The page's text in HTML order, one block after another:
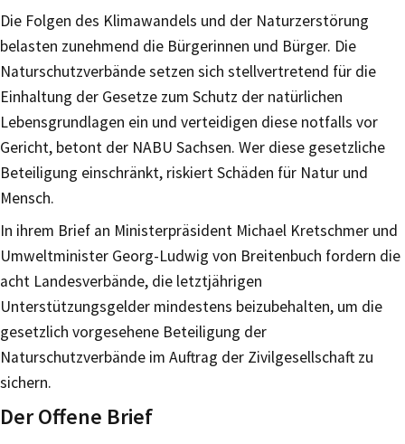
Die Folgen des Klimawandels und der Naturzerstörung
belasten zunehmend die Bürgerinnen und Bürger. Die
Naturschutzverbände setzen sich stellvertretend für die
Einhaltung der Gesetze zum Schutz der natürlichen
Lebensgrundlagen ein und verteidigen diese notfalls vor
Gericht, betont der NABU Sachsen. Wer diese gesetzliche
Beteiligung einschränkt, riskiert Schäden für Natur und
Mensch.
In ihrem Brief an Ministerpräsident Michael Kretschmer und
Umweltminister Georg-Ludwig von Breitenbuch fordern die
acht Landesverbände, die letztjährigen
Unterstützungsgelder mindestens beizubehalten, um die
gesetzlich vorgesehene Beteiligung der
Naturschutzverbände im Auftrag der Zivilgesellschaft zu
sichern.
Der Offene Brief